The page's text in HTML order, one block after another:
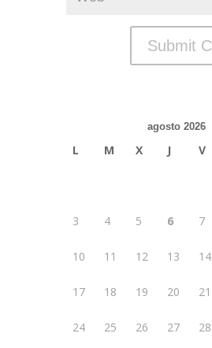
agosto 2026
L M X J V
3 4 5 6 7
10 11 12 13 14
17 18 19 20 21
24 25 26 27 28